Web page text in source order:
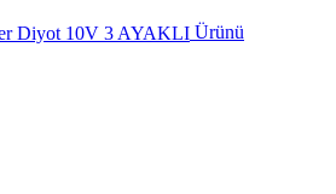
Ürünü